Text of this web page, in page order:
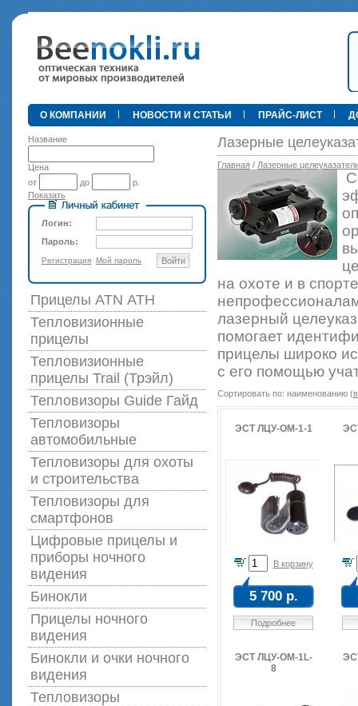
•
89 000
О КОМПАНИИ НОВОСТИ И СТАТЬИ ПРАЙС-ЛИСТ
Название
Цена
от
до
р.
Показать
Логин:
Пароль:
Регистрация Мой пароль Войти
Прицелы ATN АТН
Тепловизионные
прицелы
Тепловизионные
прицелы Trail (Трэйл)
Тепловизоры Guide Гайд
Тепловизоры
автомобильные
Тепловизоры для охоты
и строительства
Тепловизоры для
смартфонов
Цифровые прицелы и
приборы ночного
видения
Бинокли
Прицелы ночного
видения
Бинокли и очки ночного
видения
Тепловизоры
Лазерные
Главная / Лазерные
на охоте и в
лазерный
помогает
прицелы широко
с его помощью
Сортировать по: наименованию (
ЭСТ ЛЦУ-ОМ-1-1
В корзину
5 700 р.
Подробнее
ЭСТ ЛЦУ-ОМ-1L-
8